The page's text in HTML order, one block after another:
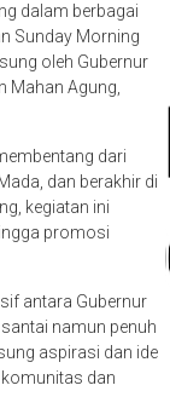
Sunday Morning
oleh Gubernur
Mahan Agung,
dan berakhir di
kegiatan ini
promosi
namun penuh
aspirasi dan ide
dan